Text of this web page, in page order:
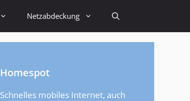
Netzabdeckung
Homespot
Schnelles mobiles Internet, auch